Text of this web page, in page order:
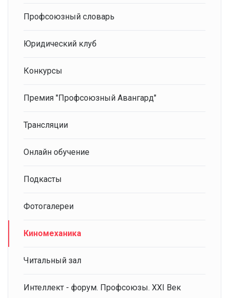
Профсоюзный словарь
Юридический клуб
Конкурсы
Премия "Профсоюзный Авангард"
Трансляции
Онлайн обучение
Подкасты
Фотогалереи
Киномеханика
Читальный зал
Интеллект - форум. Профсоюзы. XXI Век